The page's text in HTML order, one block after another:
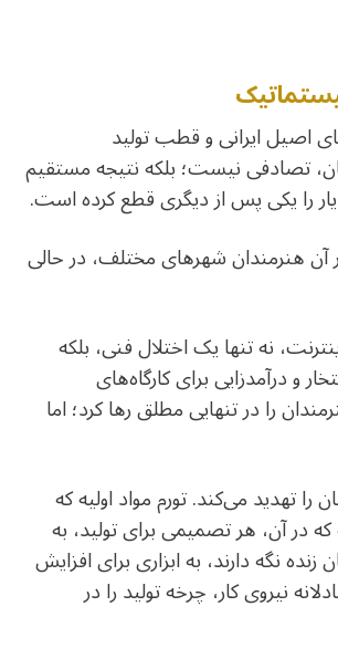
اصیل ایرانی و قطب تولید
تصادفی نیست؛ بلکه نتیجه‌ مستقیم
را یکی پس از دیگری قطع کرده است.
آن هنرمندان شهرهای مختلف، در حالی
نه تنها یک اختلال فنی، بلکه
و درآمدزایی برای کارگاه‌های
را در تنهایی مطلق رها کرد؛ اما
تهدید می‌کند. تورم مواد اولیه که
که در آن، هر تصمیمی برای تولید، به
نگه دارند، به ابزاری برای افزایش
نیروی کار، چرخه تولید را در